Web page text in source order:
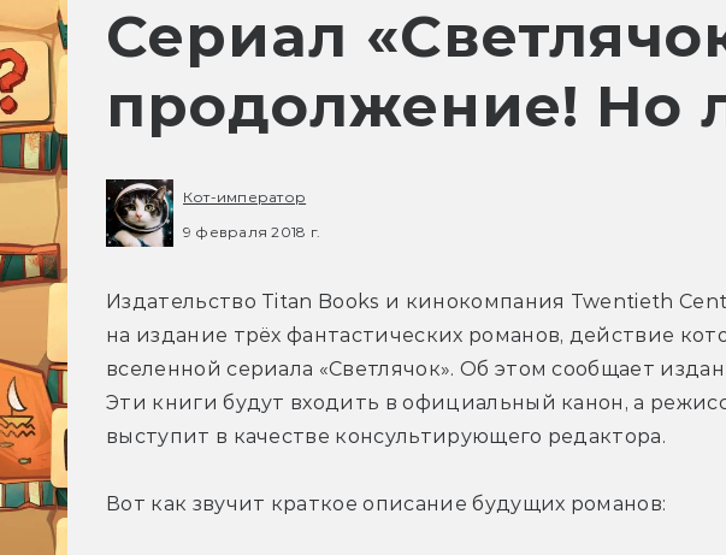
Сериал
продолжение! Но
Кот-император
9 февраля 2018 г.
Издательство Titan Books и кинокомпания Twentieth
на издание трёх фантастических романов, действие
вселенной сериала «Светлячок». Об этом сообщает
Эти книги будут входить в официальный канон, а
выступит в качестве консультирующего редактора.
Вот как звучит краткое описание будущих романов: